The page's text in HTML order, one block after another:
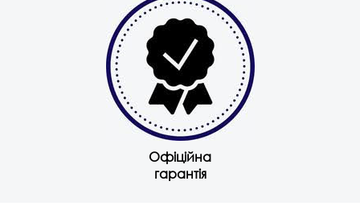
Офіційна
гарантія